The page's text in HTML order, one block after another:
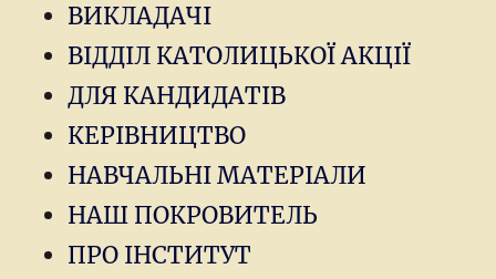
ВИКЛАДАЧІ
ВІДДІЛ КАТОЛИЦЬКОЇ АКЦІЇ
ДЛЯ КАНДИДАТІВ
КЕРІВНИЦТВО
НАВЧАЛЬНІ МАТЕРІАЛИ
НАШ ПОКРОВИТЕЛЬ
ПРО ІНСТИТУТ